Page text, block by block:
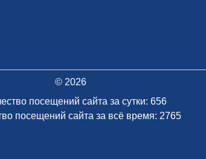
© 2026
посещений сайта за сутки: 656
посещений сайта за всё время: 2765